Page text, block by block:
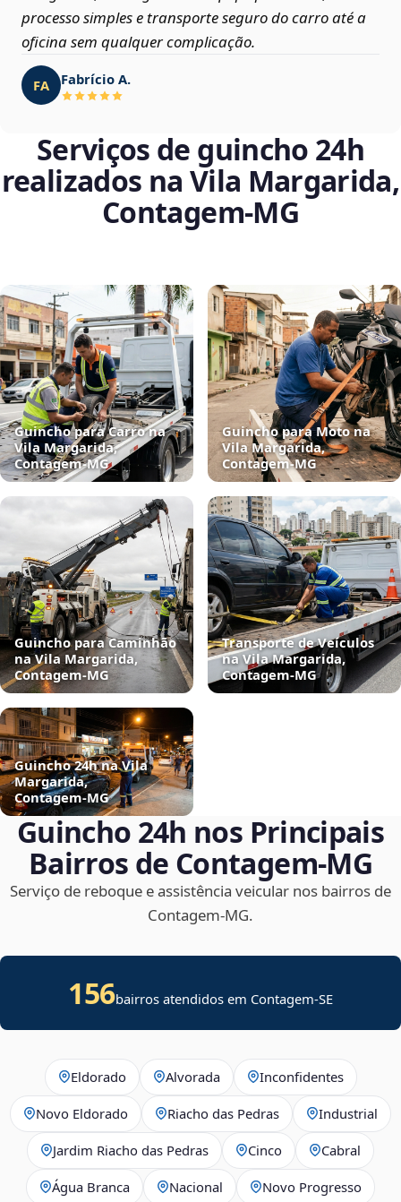
processo simples e transporte seguro do carro até a
oficina sem qualquer complicação.
FA Fabrício A.
Serviços de guincho 24h
realizados na Vila Margarida,
Contagem‑MG
Guincho para Carro na
Vila Margarida,
Contagem‑MG
Guincho para Moto na
Vila Margarida,
Contagem‑MG
Guincho para Caminhão
na Vila Margarida,
Contagem‑MG
Transporte de Veículos
na Vila Margarida,
Contagem‑MG
Guincho 24h na Vila
Margarida,
Contagem‑MG
Guincho 24h nos Principais
Bairros de Contagem‑MG
Serviço de reboque e assistência veicular nos bairros de
Contagem‑MG.
156bairros atendidos em Contagem-SE
Eldorado Alvorada Inconfidentes
Novo Eldorado Riacho das Pedras Industrial
Jardim Riacho das Pedras Cinco Cabral
Água Branca Nacional Novo Progresso